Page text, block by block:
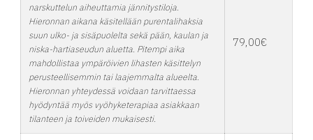
narskuttelun aiheuttamia jännitystiloja.
Hieronnan aikana käsitellään purentalihaksia
suun ulko- ja sisäpuolelta sekä pään, kaulan ja
niska-hartiaseudun aluetta. Pitempi aika
mahdollistaa ympäröivien lihasten käsittelyn
perusteellisemmin tai laajemmalta alueelta.
Hieronnan yhteydessä voidaan tarvittaessa
hyödyntää myös vyöhyketerapiaa asiakkaan
tilanteen ja toiveiden mukaisesti.
79,00€